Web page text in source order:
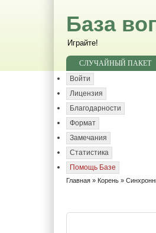
База
Играйте!
СЛУЧАЙНЫЙ ПАКЕТ
Войти
Лицензия
Благодарности
Формат
Замечания
Статистика
Помощь Базе
Главная » Корень »